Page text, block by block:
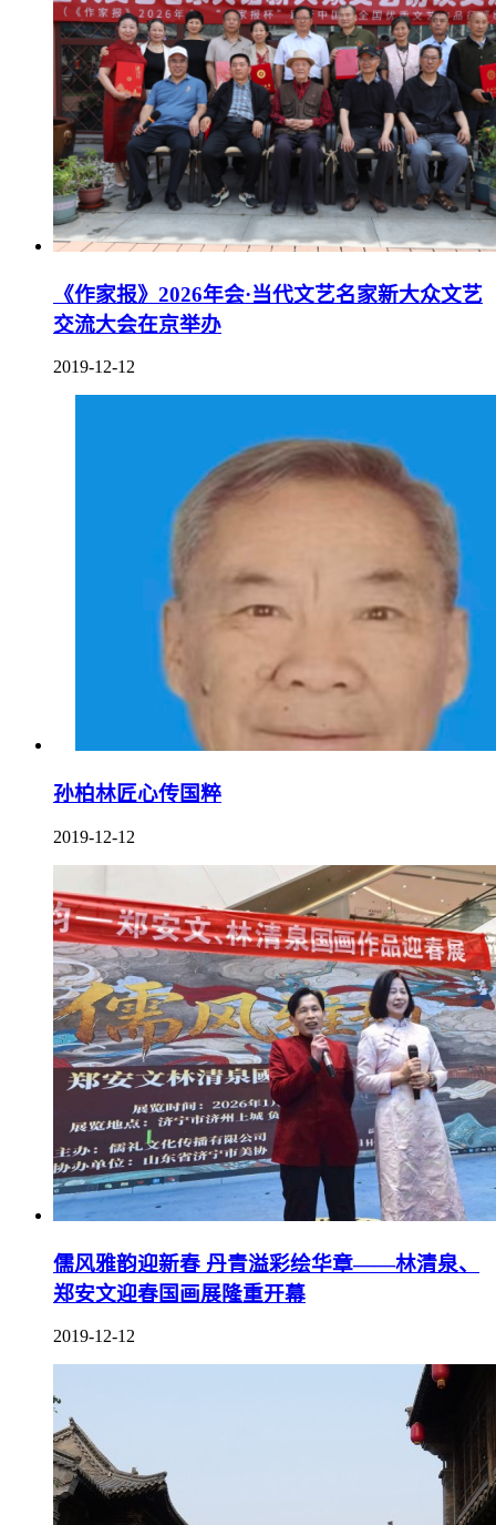
《作家报》2026年会·当代文艺名家新大众文艺
交流大会在京举办
2019-12-12
孙柏林匠心传国粹
2019-12-12
儒风雅韵迎新春 丹青溢彩绘华章——林清泉、
郑安文迎春国画展隆重开幕
2019-12-12